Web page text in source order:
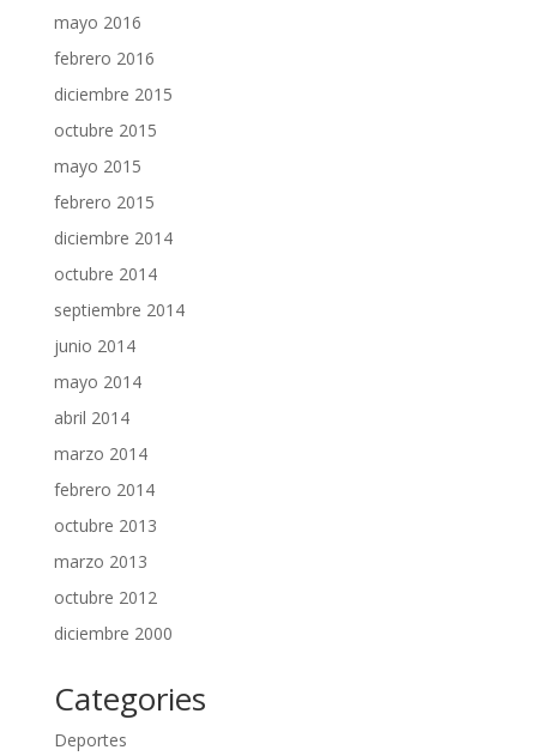
mayo 2016
febrero 2016
diciembre 2015
octubre 2015
mayo 2015
febrero 2015
diciembre 2014
octubre 2014
septiembre 2014
junio 2014
mayo 2014
abril 2014
marzo 2014
febrero 2014
octubre 2013
marzo 2013
octubre 2012
diciembre 2000
Categories
Deportes